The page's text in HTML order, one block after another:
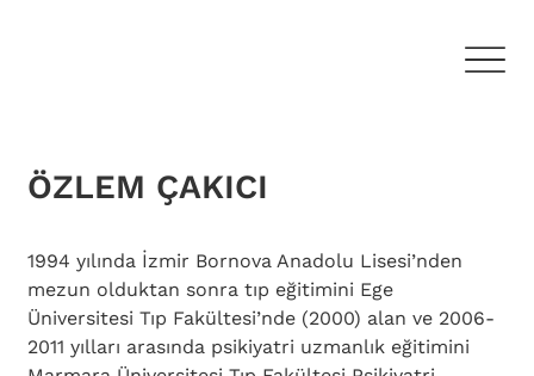
1994 yılında İzmir Bornova Anadolu Lisesi’nden
mezun olduktan sonra tıp eğitimini Ege
Üniversitesi Tıp Fakültesi’nde (2000) alan ve 2006-
2011 yılları arasında psikiyatri uzmanlık eğitimini
ÖZLEM ÇAKICI